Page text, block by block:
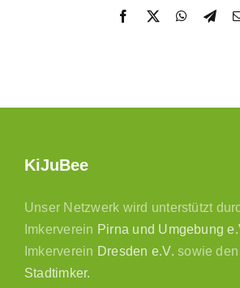
Facebook
X
KiJuBee
Unser Netzwerk wird unterstützt
Imkerverein Pirna und Umgebung
Imkerverein Dresden e.V. sowie den
Stadtimker.